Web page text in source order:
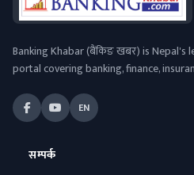
Banking Khabar (बैंकिङ खबर) is Nepal's
portal covering banking, finance,
EN
सम्पर्क